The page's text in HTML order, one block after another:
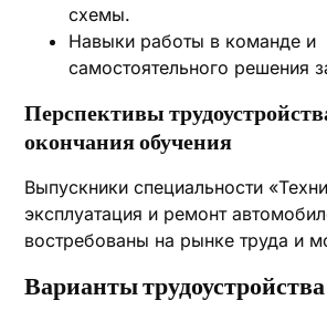
схемы.
Навыки работы в команде и
самостоятельного решения
Перспективы
окончания обучения
Выпускники специальности
эксплуатация и ремонт
востребованы на рынке труда и
Варианты